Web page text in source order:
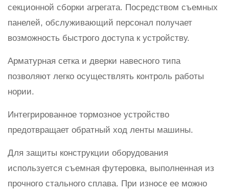
секционной сборки агрегата. Посредством съемных
панелей, обслуживающий персонал получает
возможность быстрого доступа к устройству.
Арматурная сетка и дверки навесного типа
позволяют легко осуществлять контроль работы
нории.
Интегрированное тормозное устройство
предотвращает обратный ход ленты машины.
Для защиты конструкции оборудования
используется съемная футеровка, выполненная из
прочного стального сплава. При износе ее можно